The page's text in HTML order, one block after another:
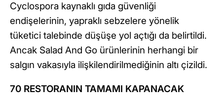
Cyclospora kaynaklı gıda güvenliği
endişelerinin, yapraklı sebzelere yönelik
tüketici talebinde düşüşe yol açtığı da belirtildi.
Ancak Salad And Go ürünlerinin herhangi bir
salgın vakasıyla ilişkilendirilmediğinin altı çizildi.
70 RESTORANIN TAMAMI KAPANACAK